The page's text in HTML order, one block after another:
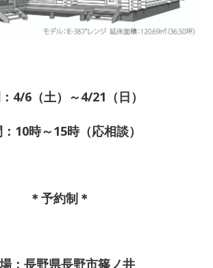
4/6（土）～4/21（日）
10時～15時（応相談）
＊予約制＊
：長野県長野市篠ノ井